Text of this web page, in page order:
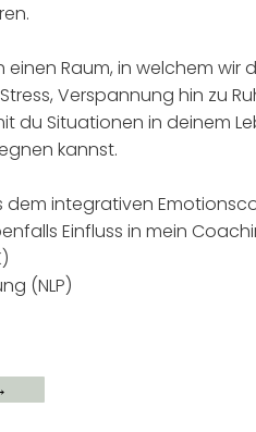
Raum, in welchem wir
Verspannung hin zu
du Situationen in deinem
kannst.
dem integrativen
Einfluss in mein
(NLP)